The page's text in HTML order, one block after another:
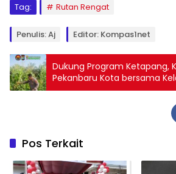
Tag: Rutan Rengat
Penulis: Aj Editor: Kompas1net
Dukung Program Ketapang,
Pekanbaru Kota bersama
Tanam Jagung
Pos Terkait